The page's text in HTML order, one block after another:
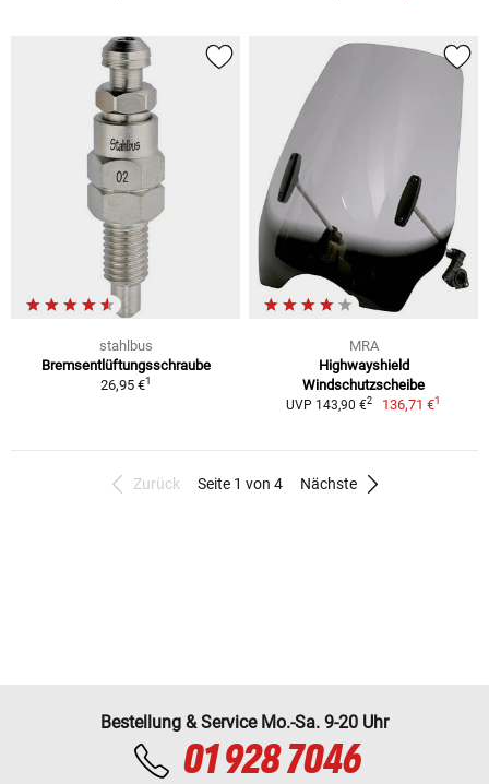
stahlbus
Bremsentlüftungsschraube
26,95 €1
MRA
Highwayshield
Windschutzscheibe
UVP 143,90 €2 136,71 €1
Zurück Seite 1 von 4 Nächste
Bestellung & Service Mo.-Sa. 9-20 Uhr
01 928 7046